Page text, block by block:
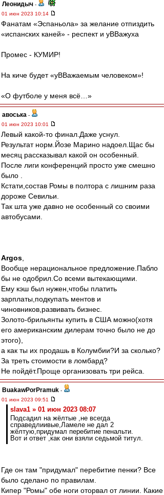
Леонидыч -
01 июн 2023 10:14
Фанатам «Эспаньола» за желание отпиздить
«испанских каней» - респект и уВВажуха
Промес - КУМИР!
На киче будет «уВВажаемым человеком»!
«О футболе у меня всё…»
авоська -
01 июн 2023 10:01
Левый какой-то финал.Даже уснул.
Результат норм.Йозе Марино надоел.Щас бы
месяц рассказывал какой он особенный.
После лиги конференций просто уже смешно
было .
Кстати,состав Ромы в полтора с лишним раза
дороже Севильи.
Так шта уже давно не особенный со своими
автобусами.
Argos
Вообще нерациональное предложение.Пабло
бы не одобрил.Со всеми вытекающими.
Ему кэш был нужен,чтобы платить
зарплаты,подкупать ментов и
чиновников,развивать бизнес.
Золото-брильянты купить в США можно(хотя
его американским дилерам точно было не до
этого),
а как ты их продашь в Колумбии?И за сколько?
За треть стоимости в ломбард?
Не пойдёт.Проще организовать три рейса.
BuakawPorPramuk -
01 июн 2023 09:51
slava1 » 01 июн 2023 08:07
Подсадил на жёлтые ,не всегда
справедлиивые,Ламеле не дал 2
жёлтую,придумал перебитие пенальти.
Вот и ответ ,как они взяли седьмой титул.
Где он там "придумал" перебитие пенки? Все
было сделано по правилам.
Кипер "Ромы" обе ноги оторвал от линии. Какие